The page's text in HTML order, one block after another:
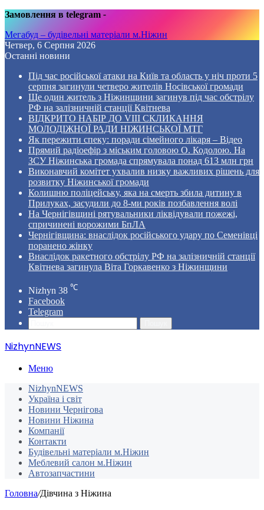
Замовлення в telegram -
Мегабуд – будівельні матеріали м.Ніжин
Четвер, 6 Серпня 2026
Останні новини
Під час російської атаки на Київ та область у ніч проти 5
серпня загинули четверо жителів Носівської громади
Ще один житель з Ніжинщини загинув під час обстрілу
РФ на залізничній станції Квітнева
ВІДКРИТО НАБІР ДО VIII СКЛИКАННЯ
МОЛОДІЖНОЇ РАДИ НІЖИНСЬКОЇ МТГ
Як пережити спеку: поради сімейного лікаря – Відео
Прямий радіоефір з міським головою О. Кодолою. На
ЗСУ Ніжинська громада спрямувала понад 613 млн грн
Виконавчий комітет ухвалив низку важливих рішень для
розвитку Ніжинської громади
Колишню поліцейську, яка на смерть збила дитину в
Прилуках, засудили до 8-ми років позбавлення волі
На Чернігівщині рятувальники ліквідували пожежі,
спричинені ворожими БпЛА
Чернігівщина: внаслідок російського удару по Семенівці
поранено жінку
Внаслідок ракетного обстрілу РФ на залізничній станції
Квітнева загинула Віта Горкавенко з Ніжинщини
Nizhyn 38 ℃
Facebook
Telegram
NizhynNEWS
Меню
NizhynNEWS
Україна і світ
Новини Чернігова
Новини Ніжина
Компанії
Контакти
Будівельні матеріали м.Ніжин
Меблевий салон м.Ніжин
Автозапчастини
Головна/Дівчина з Ніжина